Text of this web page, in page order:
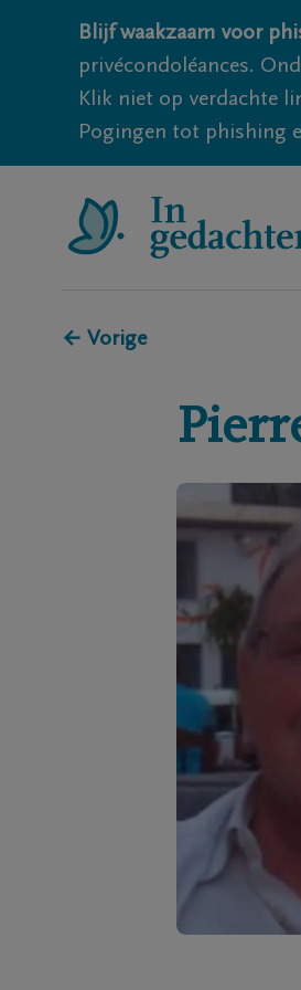
Blijf waakzaam voor
privécondoléances.
Klik niet op verdachte
Pogingen tot phishing
← Vorige